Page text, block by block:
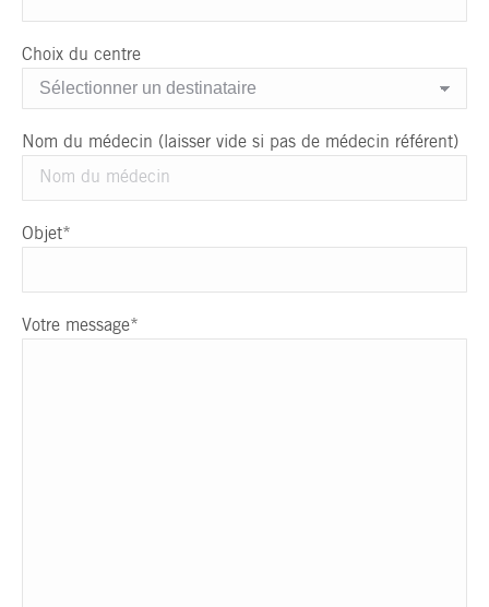
Choix du centre
Nom du médecin (laisser vide si pas de médecin référent)
Objet*
Votre message*